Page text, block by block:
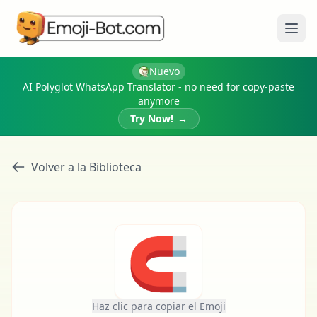
Nuevo
AI Polyglot WhatsApp Translator - no need for copy-paste
anymore
Try Now! →
Volver a la Biblioteca
🧲
Haz clic para copiar el Emoji